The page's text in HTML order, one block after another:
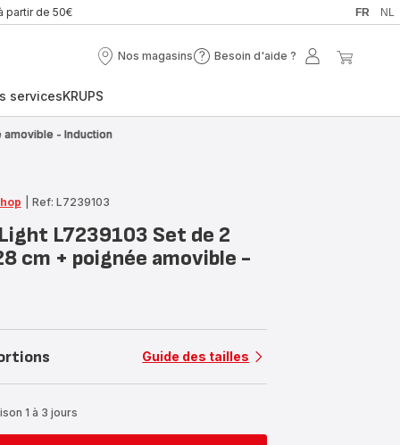
partir de 50€ FR NL
Nos magasins
Nos
Besoin d'aide ?
Besoin
Mon
servicesKRUPS
amovible - Induction
Ref: L7239103
L7239103 Set de 2
cm + poignée amovible -
Guide des tailles
1 à 3 jours